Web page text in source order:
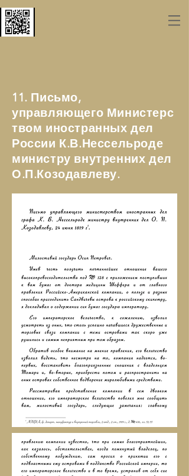
11. Письмо,
управляющего Министерс
твом иностранных дел
России К.В.Нессельроде
министру внутренних дел
О.П.Козодавлеву.